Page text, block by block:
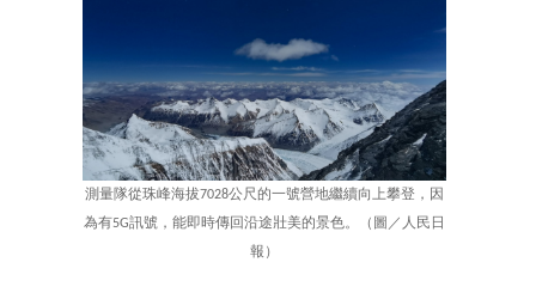
測量隊從珠峰海拔7028公尺的一號營地繼續向上攀登，因
為有5G訊號，能即時傳回沿途壯美的景色。（圖／人民日
報）